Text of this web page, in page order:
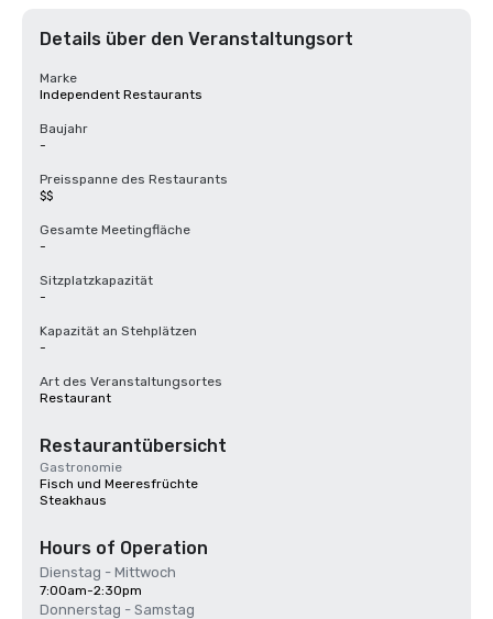
Details über den Veranstaltungsort
Marke
Independent Restaurants
Baujahr
-
Preisspanne des Restaurants
$$
Gesamte Meetingfläche
-
Sitzplatzkapazität
-
Kapazität an Stehplätzen
-
Art des Veranstaltungsortes
Restaurant
Restaurantübersicht
Gastronomie
Fisch und Meeresfrüchte
Steakhaus
Hours of Operation
Dienstag - Mittwoch
7:00am-2:30pm
Donnerstag - Samstag